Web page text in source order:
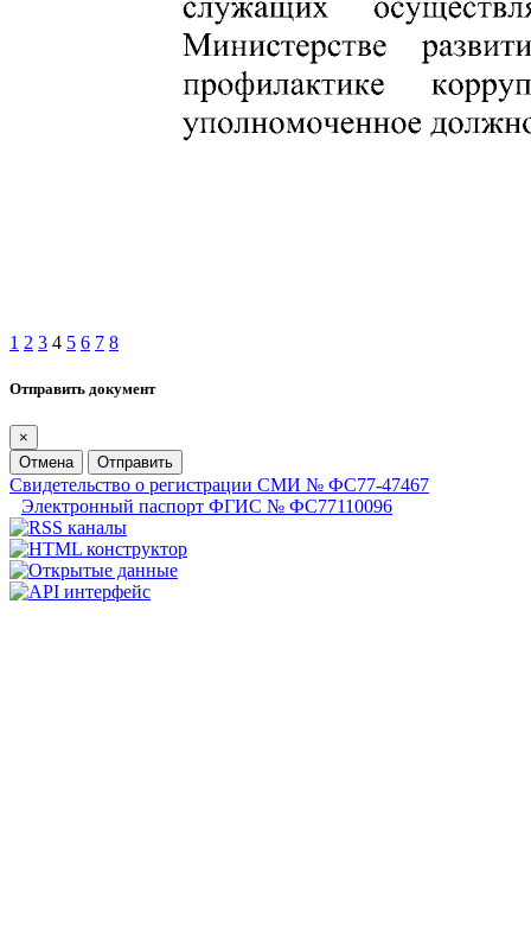
1 2 3 4 5 6 7 8
Отправить документ
×
Отмена
Отправить
Свидетельство о регистрации СМИ № ФС77-47467
Электронный паспорт ФГИС № ФС77110096